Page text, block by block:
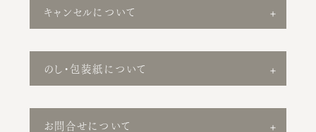
キャンセルについて
のし・包装紙について
お問合せについて